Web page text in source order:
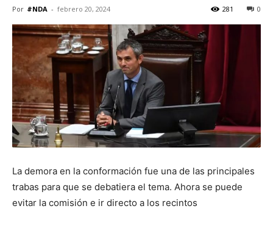
Por #NDA - febrero 20, 2024 0
281
La demora en la conformación fue una de las principales
trabas para que se debatiera el tema. Ahora se puede
evitar la comisión e ir directo a los recintos